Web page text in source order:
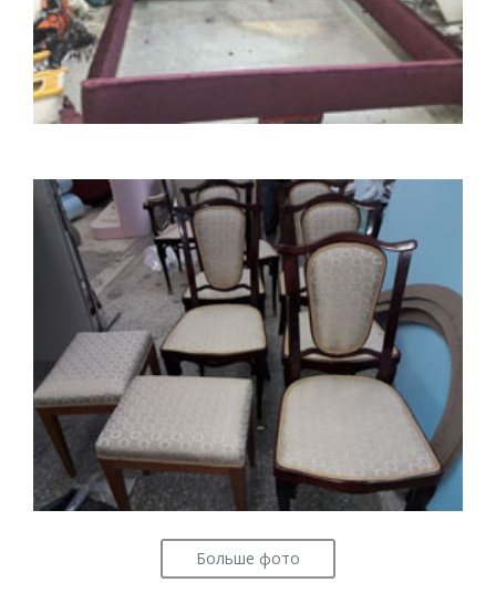
Больше фото